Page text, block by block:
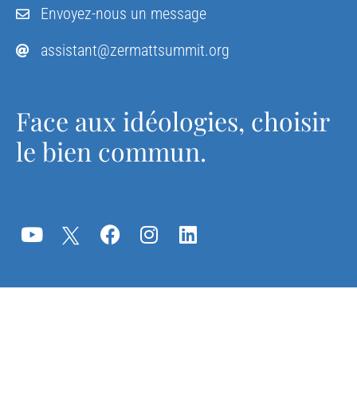
Envoyez-nous un message
assistant@zermattsummit.org
Face aux idéologies, choisir
le bien commun.